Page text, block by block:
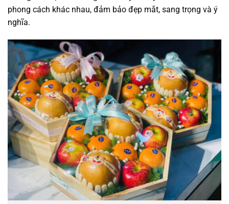
phong cách khác nhau, đảm bảo đẹp mắt, sang trọng và ý
nghĩa.